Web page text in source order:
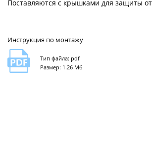
Поставляются с крышками для защиты
Инструкция по монтажу
Тип файла: pdf
Размер: 1.26 Мб